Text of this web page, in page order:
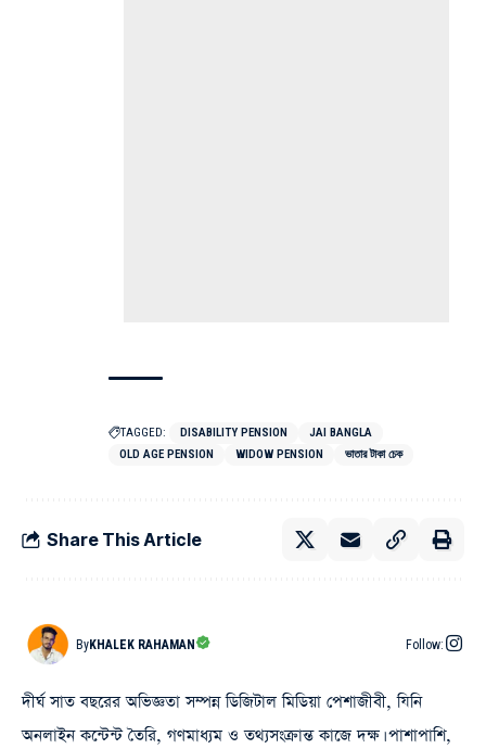
TAGGED: DISABILITY PENSION
JAI BANGLA
OLD AGE PENSION
WIDOW PENSION ভাতার টাকা চেক
Share This Article
ByKHALEK RAHAMAN Follow:
দীর্ঘ সাত বছরের অভিজ্ঞতা সম্পন্ন ডিজিটাল মিডিয়া পেশাজীবী, যিনি
অনলাইন কন্টেন্ট তৈরি, গণমাধ্যম ও তথ্যসংক্রান্ত কাজে দক্ষ। পাশাপাশি,